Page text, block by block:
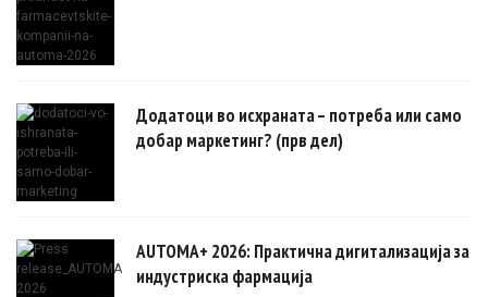
Додатоци во исхраната – потреба или само
добар маркетинг? (прв дел)
AUTOMA+ 2026: Практична дигитализација за
индустриска фармација